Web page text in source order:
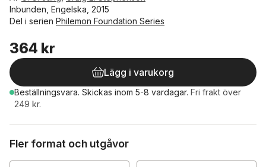
Inbunden, Engelska, 2015
Del i serien Philemon Foundation Series
364 kr
Lägg i varukorg
Beställningsvara. Skickas inom 5-8 vardagar. Fri frakt över
249 kr.
Fler format och utgåvor